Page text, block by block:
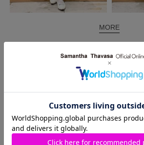
MORE
同じ商品を使った コーディ